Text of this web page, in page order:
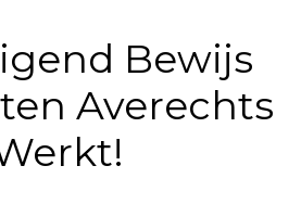
Bewijs
Averechts